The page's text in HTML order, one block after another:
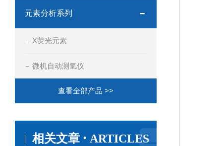
元素分析系列
X荧光元素
微机自动测氢仪
查看全部产品 >>
相关文章 · ARTICLES